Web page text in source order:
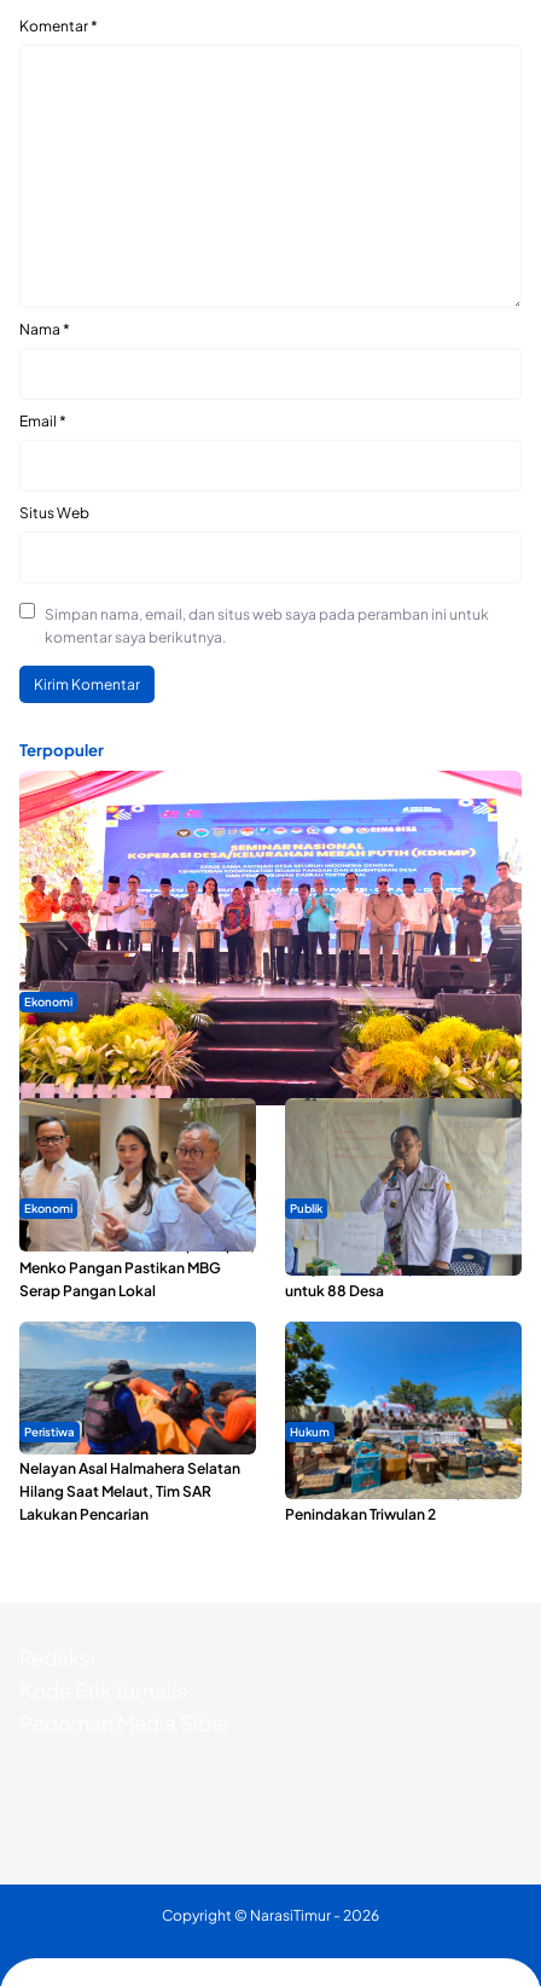
Komentar*
Nama *
Email *
Situs Web
Simpan nama, email, dan situs web saya pada peramban ini untuk
komentar saya berikutnya.
Terpopuler
Ekonomi
Seminar di Ternate, Mendes Perkuat Sinergi Percepatan
Kopdes Merah Putih
Ekonomi
SPPG di Maluku Utara Dipercepat,
Menko Pangan Pastikan MBG
Serap Pangan Lokal
Publik
ABDESI Morotai Apresiasi
Penyaluran ADD Rp3,13 Miliar
untuk 88 Desa
Peristiwa
Nelayan Asal Halmahera Selatan
Hilang Saat Melaut, Tim SAR
Lakukan Pencarian
Hukum
Polda Maluku Utara Musnahkan
Ribuan Liter Miras Hasil Operasi
Penindakan Triwulan 2
Copyright © NarasiTimur - 2026